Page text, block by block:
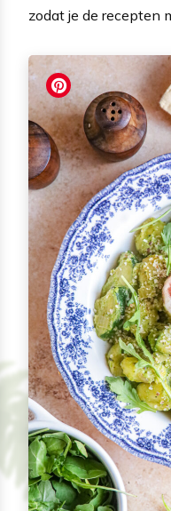
zodat je de recepten